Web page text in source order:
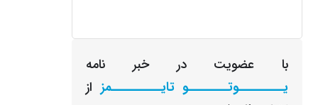
با عضویت در خبر نامه
یـــــــــوتــــــــو تایــــــــــمز از